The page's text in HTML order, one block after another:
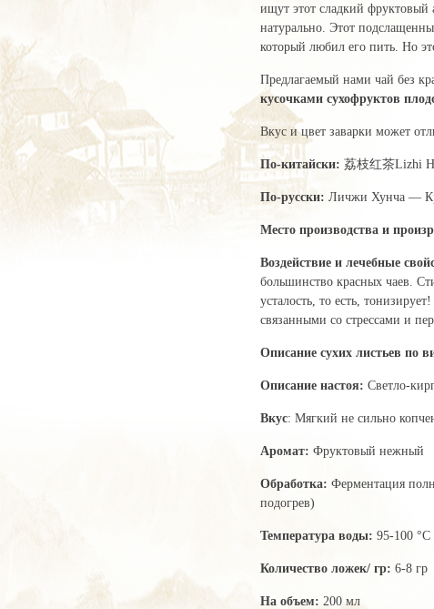
ищут этот сладкий
натурально. Этот
который любил его пить. Но
Предлагаемый нами чай без
кусочками сухофруктов
Вкус и цвет заварки может
По-китайски: 荔枝红茶Lizhi
По-русски: Личжи Хунча —
Место производства и
Воздействие и лечебные
большинство красных чаев.
усталость, то есть,
связанными со стрессами и
Описание сухих листьев по
Описание настоя: Светло-
Вкус: Мягкий не сильно
Аромат: Фруктовый нежный
Обработка: Ферментация
подогрев)
Температура воды: 95-100 °C
Количество ложек/ гр: 6-8 гр
На объем: 200 мл